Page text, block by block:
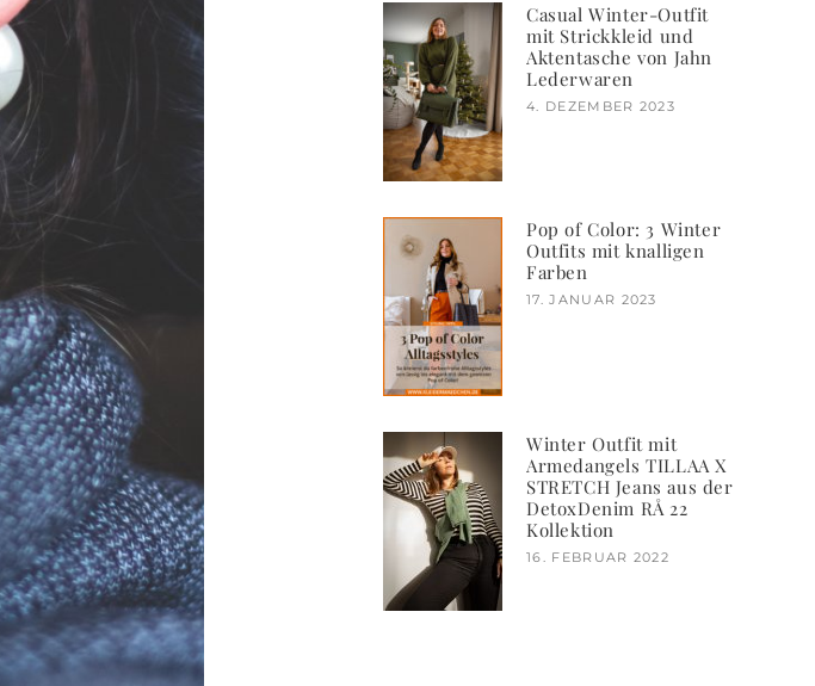
Casual Winter-Outfit
mit Strickkleid und
Aktentasche von Jahn
Lederwaren
4. DEZEMBER 2023
Pop of Color: 3 Winter
Outfits mit knalligen
Farben
17. JANUAR 2023
Winter Outfit mit
Armedangels TILLAA X
STRETCH Jeans aus der
DetoxDenim RÅ 22
Kollektion
16. FEBRUAR 2022